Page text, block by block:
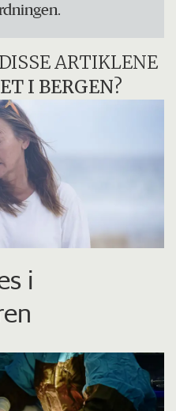
ARTIKLENE
I BERGEN?
i